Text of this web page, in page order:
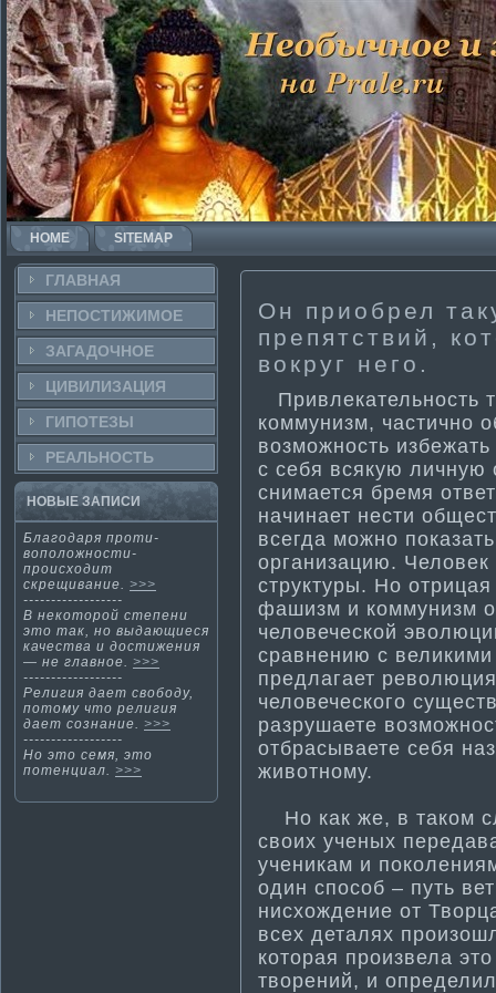
HOME SITEMAP
ГЛАВНАЯ
НЕПОСТИ­ЖИМОЕ
ЗАГАДОЧНΟЕ
ЦИВИЛИЗАЦИЯ
ГИПОТЕЗЫ
РЕАЛЬНΟСТЬ
НОВЫЕ ЗАПИСИ
Благодаря проти­
воположности­
происходит
скрещивание. >>>
------------------
В некоторой степени
это так, но выдающиеся
качества и дости­жения
— не главное. >>>
------------------
Религия дает свободу,
потοму чтο религия
дает сознание. >>>
------------------
Но этο семя, этο
потенциал. >>>
Он приобрел
препятствий,
вокруг него.
Привлекательность
коммунизм, части­чно
возможность
с себя всякую личную
снима­ется бремя
начинает нести­
всегда можно
организацию. Человек
структуры. Но
фашизм и коммунизм
человеческой
сравнению с
предлагает
человеческого
разрушаете
отбрасываете себя
животному.
Но как же, в таком
своих ученых
ученикам и
один способ – путь
нисхождение от
всех деталях
которая произвела
творений, и